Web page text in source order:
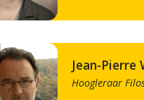
Jean-Pierre
Hoogleraar